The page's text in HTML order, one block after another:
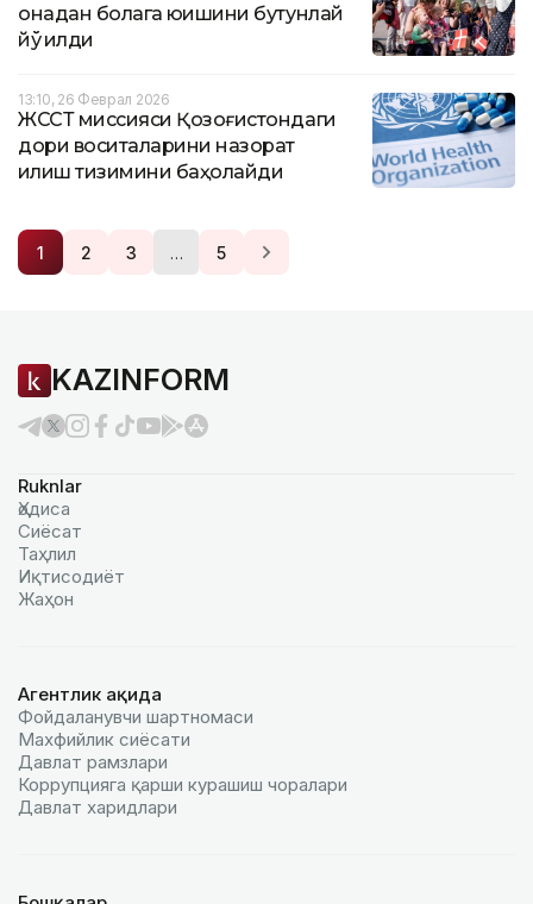
онадан болага юқишини бутунлай
йўқ қилди
13:10, 26 Феврал 2026
ЖССТ миссияси Қозоғистондаги
дори воситаларини назорат
қилиш тизимини баҳолайди
1 2 3 … 5
KAZINFORM
Ruknlar
Ҳодиса
Сиёсат
Таҳлил
Иқтисодиёт
Жаҳон
Агентлик ҳақида
Фойдаланувчи шартномаси
Махфийлик сиёсати
Давлат рамзлари
Коррупцияга қарши курашиш чоралари
Давлат харидлари